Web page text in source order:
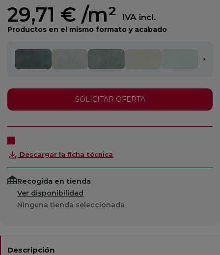
29,71 € /m² IVA incl.
Productos en el mismo formato y acabado
SOLICITAR OFERTA
Descargar la ficha técnica
Recogida en tienda
Ver disponibilidad
Ninguna tienda seleccionada
Descripción